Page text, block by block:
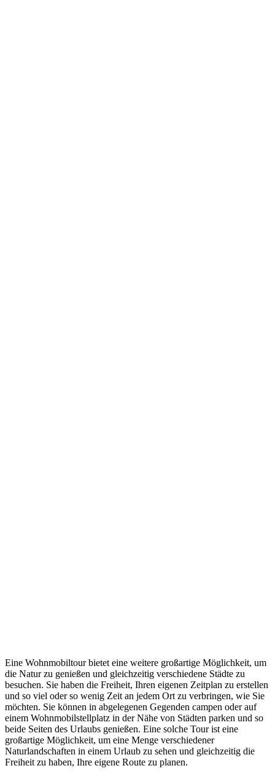
Eine Wohnmobiltour bietet eine weitere großartige Möglichkeit, um
die Natur zu genießen und gleichzeitig verschiedene Städte zu
besuchen. Sie haben die Freiheit, Ihren eigenen Zeitplan zu erstellen
und so viel oder so wenig Zeit an jedem Ort zu verbringen, wie Sie
möchten. Sie können in abgelegenen Gegenden campen oder auf
einem Wohnmobilstellplatz in der Nähe von Städten parken und so
beide Seiten des Urlaubs genießen. Eine solche Tour ist eine
großartige Möglichkeit, um eine Menge verschiedener
Naturlandschaften in einem Urlaub zu sehen und gleichzeitig die
Freiheit zu haben, Ihre eigene Route zu planen.